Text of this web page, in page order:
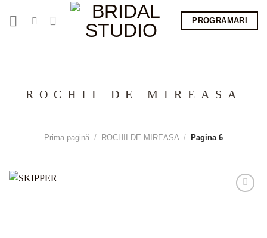
PROGRAMARI
ROCHII DE MIREASA
Prima pagină / ROCHII DE MIREASA / Pagina 6